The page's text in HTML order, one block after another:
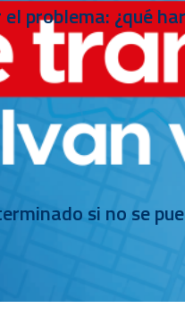
problema: ¿qué
si no se